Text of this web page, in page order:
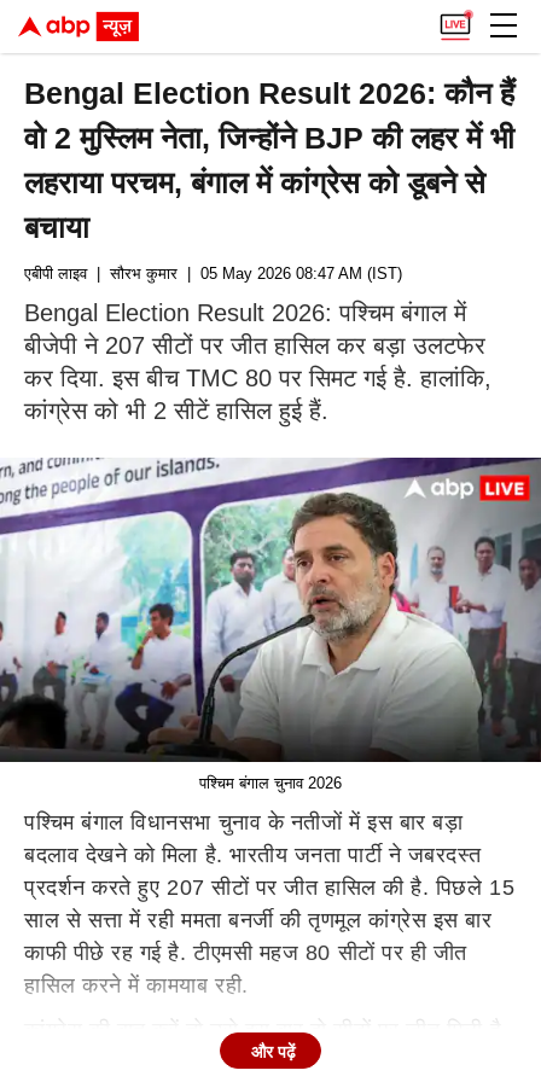
Bengal Election Result 2026: कौन हैं
वो 2 मुस्लिम नेता, जिन्होंने BJP की लहर में भी
लहराया परचम, बंगाल में कांग्रेस को डूबने से
बचाया
एबीपी लाइव| सौरभ कुमार | 05 May 2026 08:47 AM (IST)
Bengal Election Result 2026: पश्चिम बंगाल में
बीजेपी ने 207 सीटों पर जीत हासिल कर बड़ा उलटफेर
कर दिया. इस बीच TMC 80 पर सिमट गई है. हालांकि,
कांग्रेस को भी 2 सीटें हासिल हुई हैं.
पश्चिम बंगाल चुनाव 2026
पश्चिम बंगाल विधानसभा चुनाव के नतीजों में इस बार बड़ा
बदलाव देखने को मिला है. भारतीय जनता पार्टी ने जबरदस्त
प्रदर्शन करते हुए 207 सीटों पर जीत हासिल की है. पिछले 15
साल से सत्ता में रही ममता बनर्जी की तृणमूल कांग्रेस इस बार
काफी पीछे रह गई है. टीएमसी महज 80 सीटों पर ही जीत
हासिल करने में कामयाब रही.
कांग्रेस की बात करें तो उसे इस बार दो सीटों पर जीत मिली है,
जबकि पिछले चुनाव में पार्टी का खाता भी नहीं खुला था. फरक्का
और पढ़ें